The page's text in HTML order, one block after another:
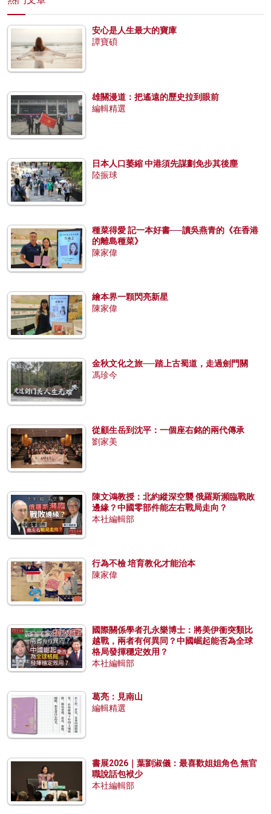
安心是人生最大的寶庫
譚寶碩
雄關漫道：把遙遠的歷史拉到眼前
編輯精選
日本人口萎縮 中港須先謀劃免步其後塵
陸振球
種菜得愛 記一本好書──讀吳燕青的《在香港
的離島種菜》
陳家偉
繪本界一顆閃亮新星
陳家偉
金秋文化之旅──踏上古蜀道，走過劍門關
馮珍今
從顧生岳到沈平：一個座右銘的兩代傳承
劉家美
陳文鴻教授：北約縱深空襲 俄羅斯瀕臨戰敗
邊緣？中國零部件能左右戰局走向？
本社編輯部
行為不檢 培育教化才能治本
陳家偉
國際關係學者孔永樂博士：將美伊衝突類比
越戰，兩者有何異同？中國崛起能否為全球
格局發揮穩定效用？
本社編輯部
葛亮：見南山
編輯精選
書展2026｜葉劉淑儀：最喜歡姐姐角色 無官
職說話包袱少
本社編輯部